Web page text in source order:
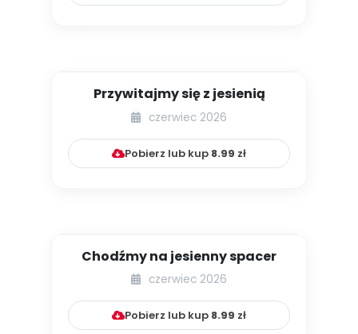
Przywitajmy się z jesienią
czerwiec 2026
Pobierz lub kup 8.99 zł
Chodźmy na jesienny spacer
czerwiec 2026
Pobierz lub kup 8.99 zł